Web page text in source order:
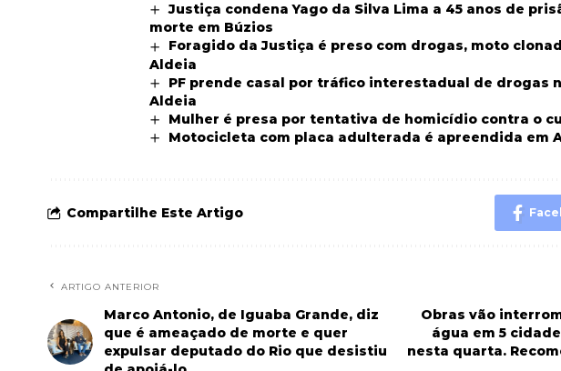
Justiça condena Yago da Silva Lima a 45 anos de
morte em Búzios
Foragido da Justiça é preso com drogas, moto
Aldeia
PF prende casal por tráfico interestadual de drogas
Aldeia
Mulher é presa por tentativa de homicídio contra o
Motocicleta com placa adulterada é apreendida em
Compartilhe Este Artigo
ARTIGO ANTERIOR
Marco Antonio, de Iguaba Grande, diz
que é ameaçado de morte e quer
expulsar deputado do Rio que desistiu
Obras vão
água em 5
nesta quarta.